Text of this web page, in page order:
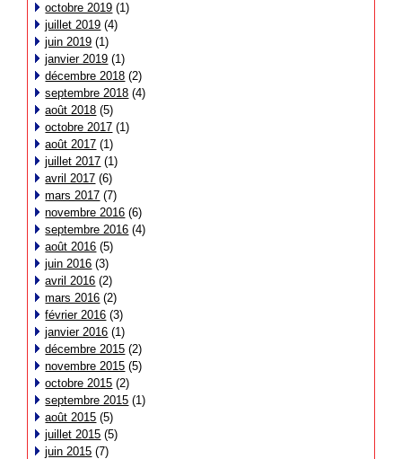
octobre 2019 (1)
juillet 2019 (4)
juin 2019 (1)
janvier 2019 (1)
décembre 2018 (2)
septembre 2018 (4)
août 2018 (5)
octobre 2017 (1)
août 2017 (1)
juillet 2017 (1)
avril 2017 (6)
mars 2017 (7)
novembre 2016 (6)
septembre 2016 (4)
août 2016 (5)
juin 2016 (3)
avril 2016 (2)
mars 2016 (2)
février 2016 (3)
janvier 2016 (1)
décembre 2015 (2)
novembre 2015 (5)
octobre 2015 (2)
septembre 2015 (1)
août 2015 (5)
juillet 2015 (5)
juin 2015 (7)